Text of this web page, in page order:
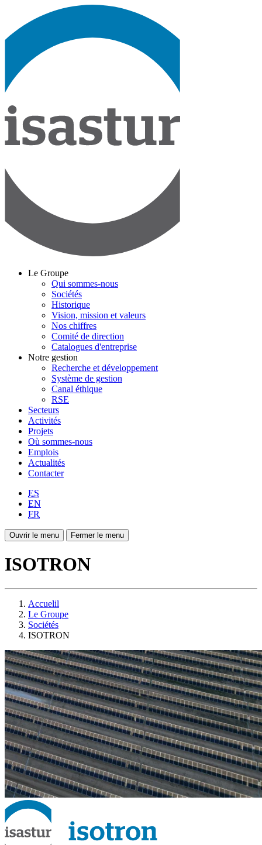
Le Groupe
Qui sommes-nous
Sociétés
Historique
Vision, mission et valeurs
Nos chiffres
Comité de direction
Catalogues d'entreprise
Notre gestion
Recherche et développement
Système de gestion
Canal éthique
RSE
Secteurs
Activités
Projets
Où sommes-nous
Emplois
Actualités
Contacter
ES
EN
FR
Ouvrir le menu Fermer le menu
ISOTRON
Accuelil
Le Groupe
Sociétés
ISOTRON